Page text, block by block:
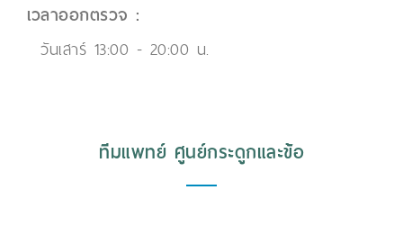
เวลาออกตรวจ :
วันเสาร์ 13:00 - 20:00 น.
ทีมแพทย์ ศูนย์กระดูกและข้อ